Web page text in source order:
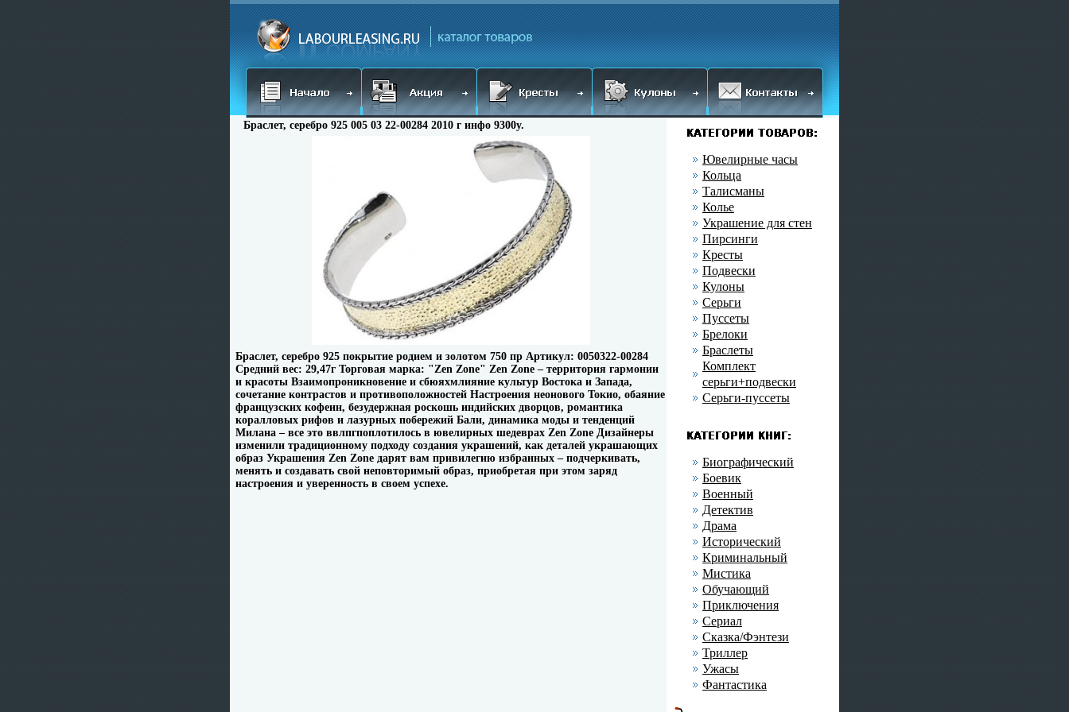
Браслет, серебро 925 005 03 22-00284 2010 г инфо 9300y.
Браслет, серебро 925 покрытие родием и золотом 750 пр Артикул: 0050322-00284
Средний вес: 29,47г Торговая марка: "Zen Zone" Zen Zone – территория гармонии
и красоты Взаимопроникновение и сбюяхмлияние культур Востока и Запада,
сочетание контрастов и противоположностей Настроения неонового Токио, обаяние
французских кофеин, безудержная роскошь индийских дворцов, романтика
коралловых рифов и лазурных побережий Бали, динамика моды и тенденций
Милана – все это ввлпгпоплотилось в ювелирных шедеврах Zen Zone Дизайнеры
изменили традиционному подходу создания украшений, как деталей украшающих
образ Украшения Zen Zone дарят вам привилегию избранных – подчеркивать,
менять и создавать свой неповторимый образ, приобретая при этом заряд
настроения и уверенность в своем успехе.
Ювелирные часы
Кольца
Талисманы
Колье
Украшение для стен
Пирсинги
Кресты
Подвески
Кулоны
Серьги
Пуссеты
Брелоки
Браслеты
Комплект
серьги+подвески
Серьги-пуссеты
Биографический
Боевик
Военный
Детектив
Драма
Исторический
Криминальный
Мистика
Обучающий
Приключения
Сериал
Сказка/Фэнтези
Триллер
Ужасы
Фантастика